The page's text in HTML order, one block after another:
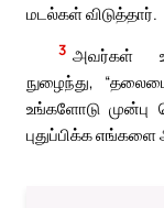
மடல்கள் விடுத்தார்.
3 அவர்கள்
நுழைந்து,
உங்களோடு முன்பு
புதுப்பிக்க